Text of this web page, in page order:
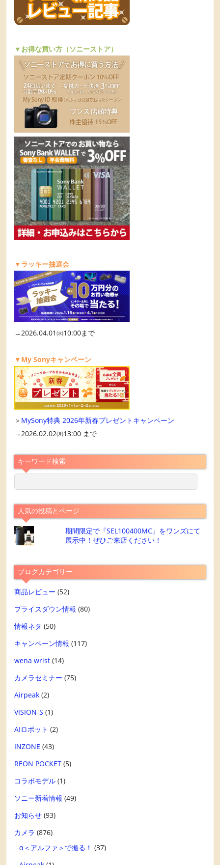
▼お得な買い方（ソニーストア）
▼ラッキー抽選会
→2026.04.01㈬10:00まで
▼My Sonyキャンペーン
＞ MySony特典 2026年新春プレゼントキャンペーン
→2026.02.02㈪13:00 まで
キーワード検索
人気の投稿とページ
期間限定で『SEL100400MC』をワンズにて
展示中！ぜひご来店ください！
ブログカテゴリー
商品レビュー (52)
プライスダウン情報 (80)
情報ネタ (50)
キャンペーン情報 (117)
wena wrist (14)
カメラセミナー (75)
Airpeak (2)
VISION-S (1)
AIロボット (2)
INZONE (43)
REON POCKET (5)
コラボモデル (1)
ソニー新着情報 (49)
お知らせ (93)
カメラ (876)
α＜アルファ＞で撮る！ (37)